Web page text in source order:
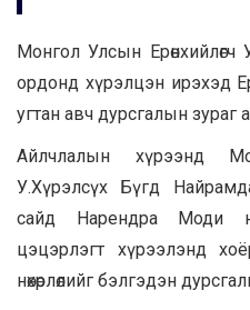
Монгол Улсын Ерөнхийлөгч
ордонд хүрэлцэн ирэхэд
угтан авч дурсгалын зураг
Айлчлалын хүрээнд
У.Хүрэлсүх Бүгд
сайд Нарендра Моди
цэцэрлэгт хүрээлэнд
нөхөрлөлийг бэлгэдэн